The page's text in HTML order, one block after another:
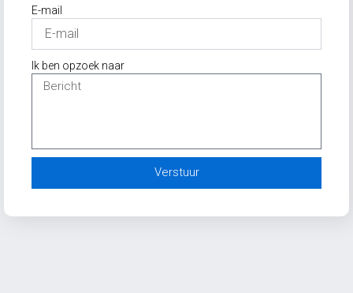
E-mail
Ik ben opzoek naar
Verstuur